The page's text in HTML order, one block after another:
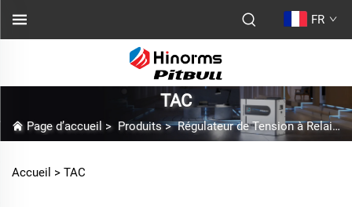
FR
TAC
Page d’accueil > Produits>Régulateur de Tension à Relais
Accueil > TAC